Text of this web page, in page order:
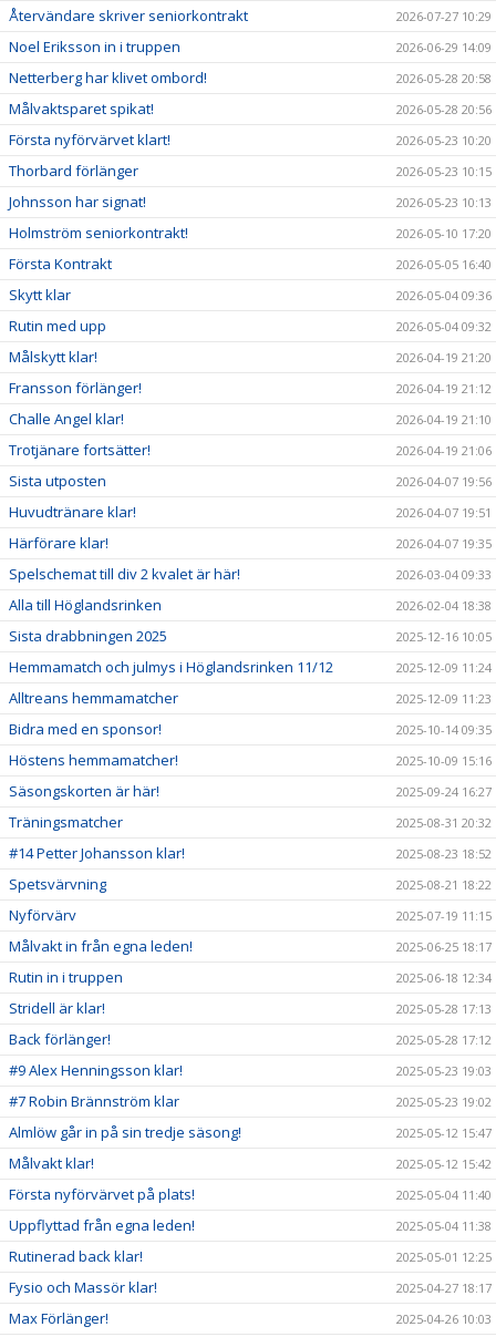
Återvändare skriver seniorkontrakt 2026-07-27 10:29
Noel Eriksson in i truppen 2026-06-29 14:09
Netterberg har klivet ombord! 2026-05-28 20:58
Målvaktsparet spikat! 2026-05-28 20:56
Första nyförvärvet klart! 2026-05-23 10:20
Thorbard förlänger 2026-05-23 10:15
Johnsson har signat! 2026-05-23 10:13
Holmström seniorkontrakt! 2026-05-10 17:20
Första Kontrakt 2026-05-05 16:40
Skytt klar 2026-05-04 09:36
Rutin med upp 2026-05-04 09:32
Målskytt klar! 2026-04-19 21:20
Fransson förlänger! 2026-04-19 21:12
Challe Angel klar! 2026-04-19 21:10
Trotjänare fortsätter! 2026-04-19 21:06
Sista utposten 2026-04-07 19:56
Huvudtränare klar! 2026-04-07 19:51
Härförare klar! 2026-04-07 19:35
Spelschemat till div 2 kvalet är här! 2026-03-04 09:33
Alla till Höglandsrinken 2026-02-04 18:38
Sista drabbningen 2025 2025-12-16 10:05
Hemmamatch och julmys i Höglandsrinken 11/12 2025-12-09 11:24
Alltreans hemmamatcher 2025-12-09 11:23
Bidra med en sponsor! 2025-10-14 09:35
Höstens hemmamatcher! 2025-10-09 15:16
Säsongskorten är här! 2025-09-24 16:27
Träningsmatcher 2025-08-31 20:32
#14 Petter Johansson klar! 2025-08-23 18:52
Spetsvärvning 2025-08-21 18:22
Nyförvärv 2025-07-19 11:15
Målvakt in från egna leden! 2025-06-25 18:17
Rutin in i truppen 2025-06-18 12:34
Stridell är klar! 2025-05-28 17:13
Back förlänger! 2025-05-28 17:12
#9 Alex Henningsson klar! 2025-05-23 19:03
#7 Robin Brännström klar 2025-05-23 19:02
Almlöw går in på sin tredje säsong! 2025-05-12 15:47
Målvakt klar! 2025-05-12 15:42
Första nyförvärvet på plats! 2025-05-04 11:40
Uppflyttad från egna leden! 2025-05-04 11:38
Rutinerad back klar! 2025-05-01 12:25
Fysio och Massör klar! 2025-04-27 18:17
Max Förlänger! 2025-04-26 10:03